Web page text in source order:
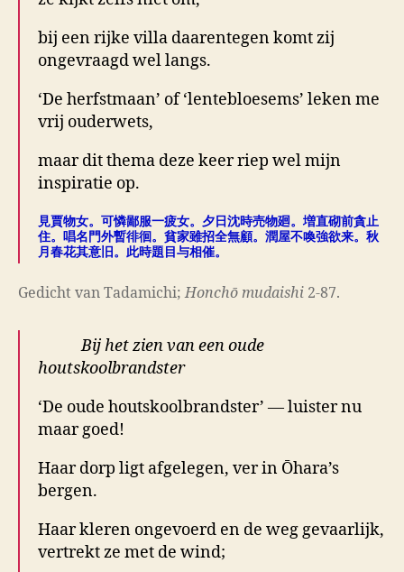
bij een rijke villa daarentegen komt zij
ongevraagd wel langs.
‘De herfstmaan’ of ‘lentebloesems’ leken me
vrij ouderwets,
maar dit thema deze keer riep wel mijn
inspiratie op.
見賈物女。可憐鄙服一疲女。夕日沈時売物廻。増直砌前貪止
住。唱名門外暫徘徊。貧家雖招全無顧。潤屋不喚強欲来。秋
月春花其意旧。此時題目与相催。
Gedicht van Tadamichi;Honchō mudaishi 2-87.
Bij het zien van een oude
houtskoolbrandster
‘De oude houtskoolbrandster’ — luister nu
maar goed!
Haar dorp ligt afgelegen, ver in Ōhara’s
bergen.
Haar kleren ongevoerd en de weg gevaarlijk,
vertrekt ze met de wind;